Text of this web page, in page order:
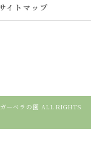
サイトマップ
ーベラの園 ALL RIGHTS